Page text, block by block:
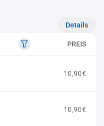
Details
PREIS
10,90€
10,90€